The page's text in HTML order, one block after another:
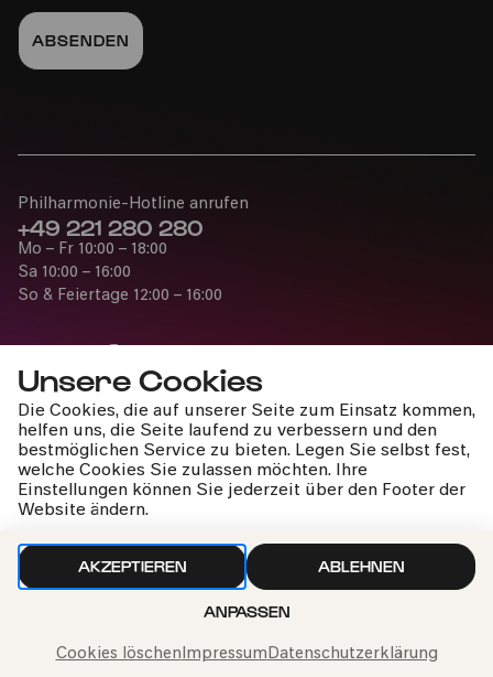
Unsere Cookies
Die Cookies, die auf unserer Seite zum Einsatz kommen,
helfen uns, die Seite laufend zu verbessern und den
bestmöglichen Service zu bieten. Legen Sie selbst fest,
welche Cookies Sie zulassen möchten. Ihre
Einstellungen können Sie jederzeit über den Footer der
Website ändern.
AKZEPTIEREN ABLEHNEN
ANPASSEN
Cookies löschenImpressumDatenschutzerklärung
VERGANGENE VERANSTALTUNG
Presse
Jobs
News
Kontakt
Widerruf einreichen
Philharmonie-Hotline anrufen
+49 221 280 280
Mo – Fr 10:00 – 18:00
Sa 10:00 – 16:00
So & Feiertage 12:00 – 16:00
Cookie-Einstellungen